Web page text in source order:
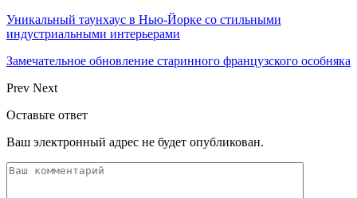
Уникальный таунхаус в Нью-Йорке со стильными
индустриальными интерьерами
Замечательное обновление старинного французского особняка
Prev Next
Оставьте ответ
Ваш электронный адрес не будет опубликован.